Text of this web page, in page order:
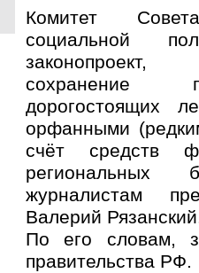
Комитет
социальной
сохранение
дорогостоящих
орфанными
счёт средств
региональных
журналистам
Валерий
По его словам,
правительства РФ.